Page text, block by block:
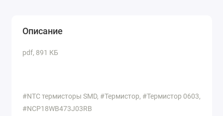
Описание
pdf, 891 КБ
#NTC термисторы SMD, #Термистор, #Термистор 0603,
#NCP18WB473J03RB